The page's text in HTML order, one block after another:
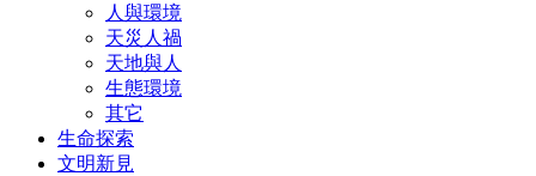
人與環境
天災人禍
天地與人
生態環境
其它
生命探索
文明新見